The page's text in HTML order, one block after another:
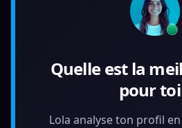
Quelle est la
pour toi
Lola analyse ton profil